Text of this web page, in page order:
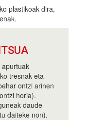
plastikoak dira,
apurtuak
tresnak eta
ontzi arinen
horia).
daude
daiteke non).